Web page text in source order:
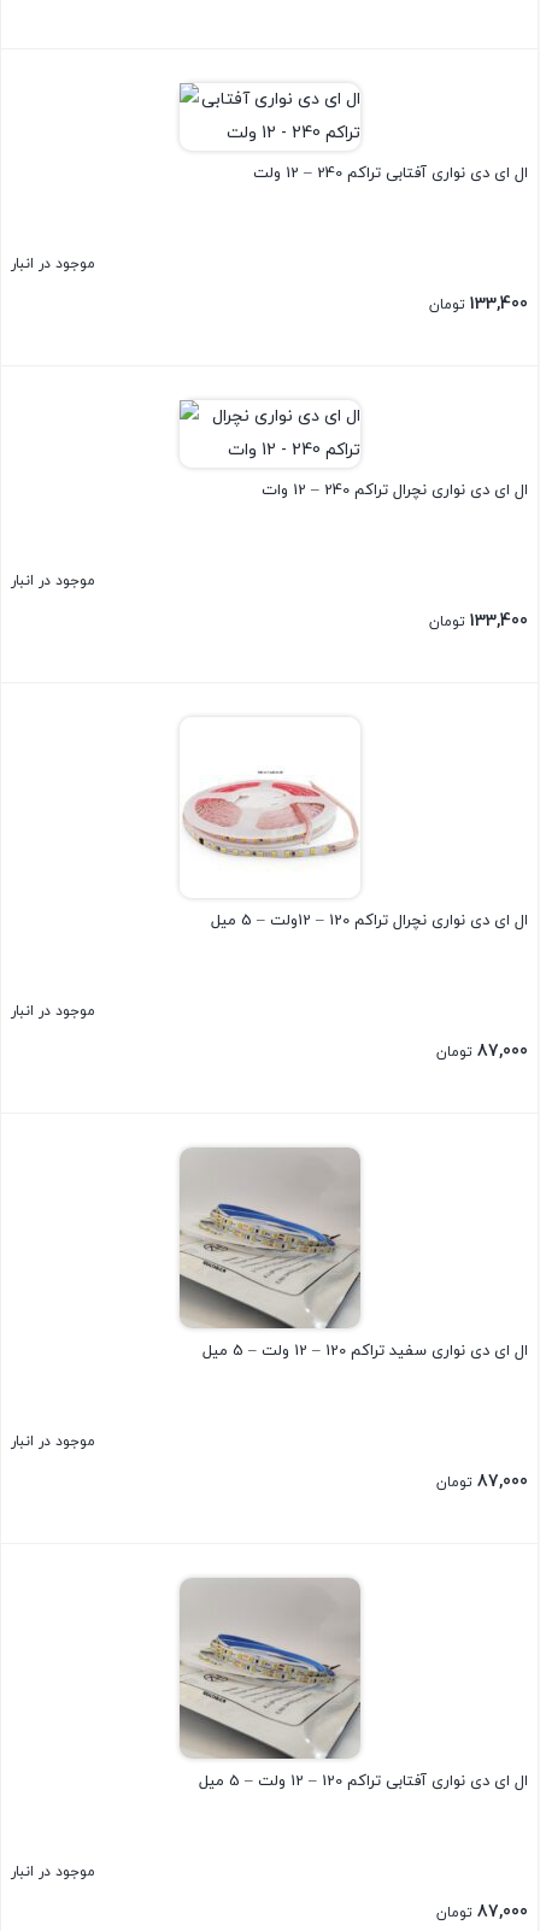
ال ای دی نواری آفتابی تراکم 240 – 12 ولت
موجود در انبار
133,400 تومان
ال ای دی نواری نچرال تراکم 240 – 12 وات
موجود در انبار
133,400 تومان
ال ای دی نواری نچرال تراکم 120 – 12ولت – 5 میل
موجود در انبار
87,000 تومان
ال ای دی نواری سفید تراکم 120 – 12 ولت – 5 میل
موجود در انبار
87,000 تومان
ال ای دی نواری آفتابی تراکم 120 – 12 ولت – 5 میل
موجود در انبار
87,000 تومان